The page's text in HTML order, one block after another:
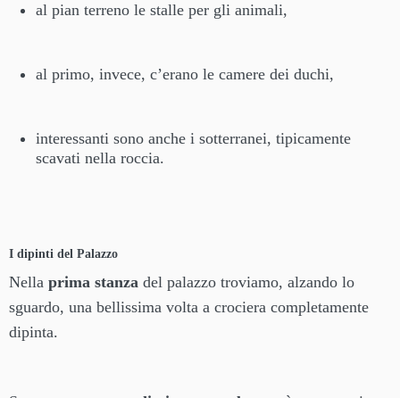
al pian terreno le stalle per gli animali,
al primo, invece, c’erano le camere dei duchi,
interessanti sono anche i sotterranei, tipicamente
scavati nella roccia.
I dipinti del Palazzo
Nella prima stanza del palazzo troviamo, alzando lo
sguardo, una bellissima volta a crociera completamente
dipinta.